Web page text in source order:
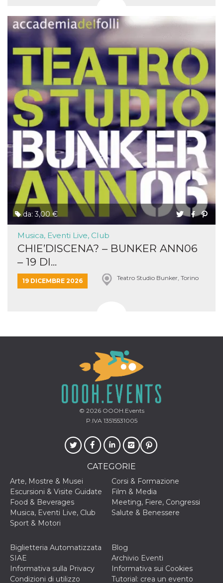
da: 3,00 €
Musica, Eventi Live, Club
CHIE’DISCENA? – BUNKER ANN06
– 19 DI...
19 DICEMBRE 2026 Teatro Studio Bunker, Torino
© 2026OOOH.Events
P.IVA 13515531005
CATEGORIE
Arte, Mostre & Musei
Corsi & Formazione
Escursioni & Visite Guidate
Film & Media
Food & Beverages
Meeting, Fiere, Congressi
Musica, Eventi Live, Club
Salute & Benessere
Sport & Motori
Biglietteria Automatizzata
SIAE
Blog
Archivio Eventi
Informativa sulla Privacy
Informativa sui Cookies
Condizioni di utilizzo
Tutorial: crea un evento